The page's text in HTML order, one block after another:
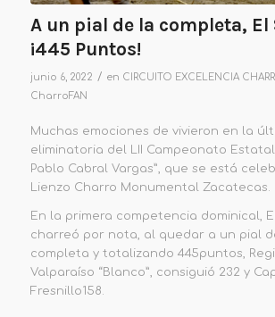
A un pial de la completa, El
¡445 Puntos!
junio 6, 2022 / en CIRCUITO EXCELENCIA
CharroFAN
Muchas emociones de vivieron en la
eliminatoria del LII Campeonato Estatal
Pablo Cabral Vargas”, que se está
Lienzo Charro Monumental Zacatecas.
En la primera competencia dominical,
charreó por nota, al quedar a un pial
completa y totalizando 445puntos ,
Valparaíso “Blanco”, consiguió 232 y
Fresnillo158.